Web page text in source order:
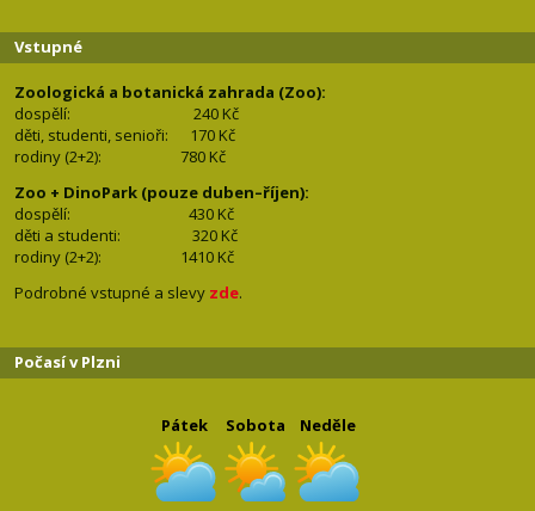
Vstupné
Zoologická a botanická zahrada (Zoo):
dospělí:
240 Kč
děti, studenti, senioři: 170 Kč
rodiny (2+2): 780 Kč
Zoo + DinoPark (pouze duben–říjen):
dospělí: 430 Kč
děti a studenti: 320 Kč
rodiny (2+2): 1410 Kč
Podrobné vstupné a slevy zde.
Počasí v Plzni
Pátek Sobota Neděle